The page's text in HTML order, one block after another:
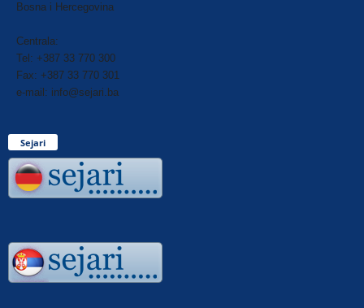
Bosna i Hercegovina
Centrala:
Tel: +387 33 770 300
Fax: +387 33 770 301
e-mail: info@sejari.ba
Sejari